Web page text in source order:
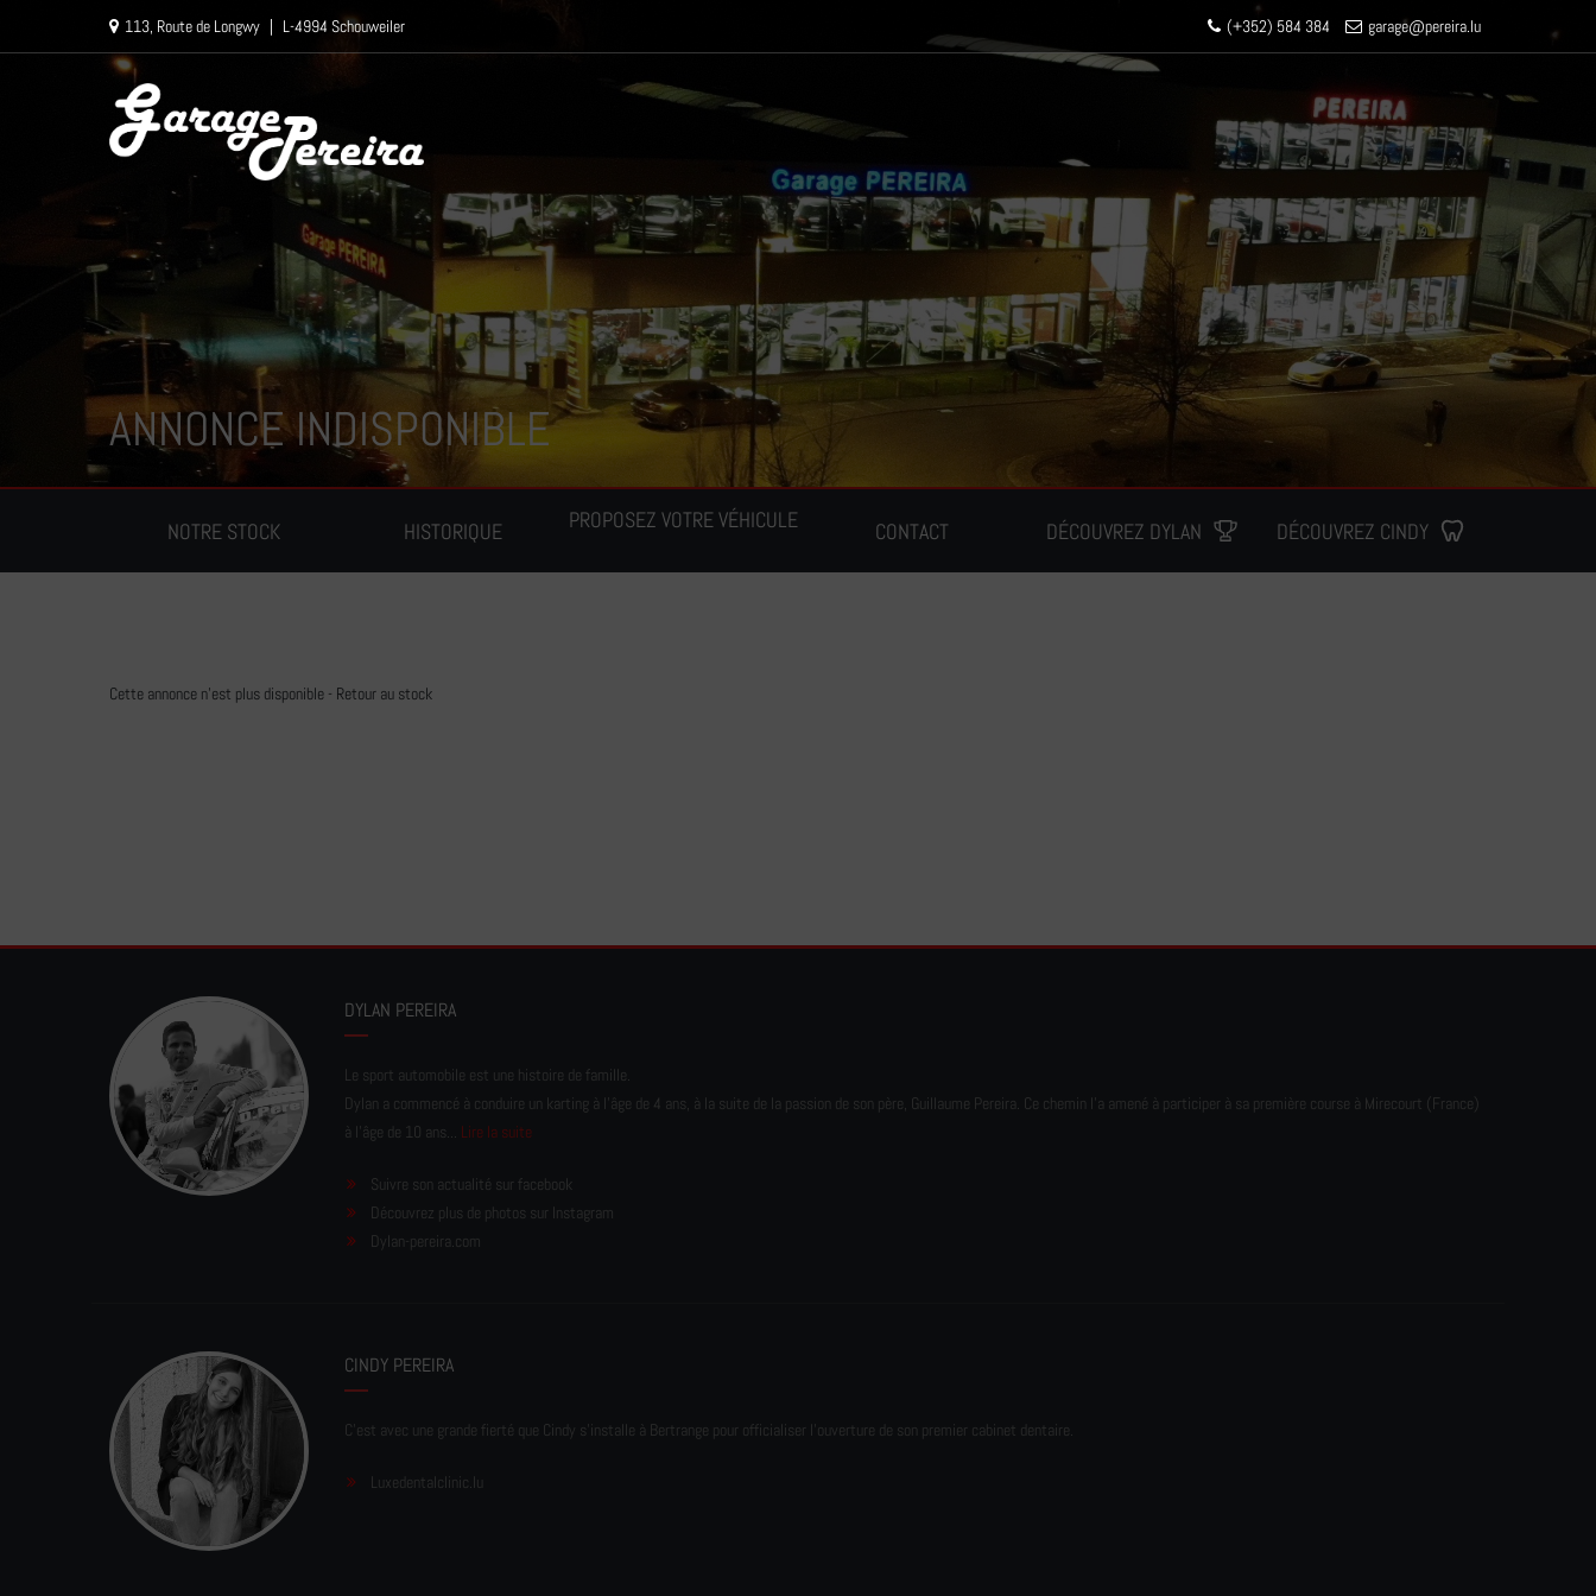
113, Route de Longwy | L-4994 Schouweiler (+352) 584 384 garage@pereira.lu
NOTRE STOCK HISTORIQUE PROPOSEZ VOTRE VÉHICULE CONTACT DÉCOUVREZ DYLAN DÉCOUVREZ CINDY
ANNONCE INDISPONIBLE
Cette annonce n'est plus disponible - Retour au stock
DYLAN PEREIRA
Le sport automobile est une histoire de famille.
Dylan a commencé à conduire un karting à l’âge de 4 ans, à la suite de la passion de son père, Guillaume Pereira. Ce chemin l'a amené à participer à sa première course à Mirecourt (France)
à l'âge de 10 ans... Lire la suite
Suivre son actualité sur facebook
Découvrez plus de photos sur Instagram
Dylan-pereira.com
CINDY PEREIRA
C'est avec une grande fierté que Cindy s'installe à Bertrange pour officialiser l'ouverture de son premier cabinet dentaire.
Luxedentalclinic.lu